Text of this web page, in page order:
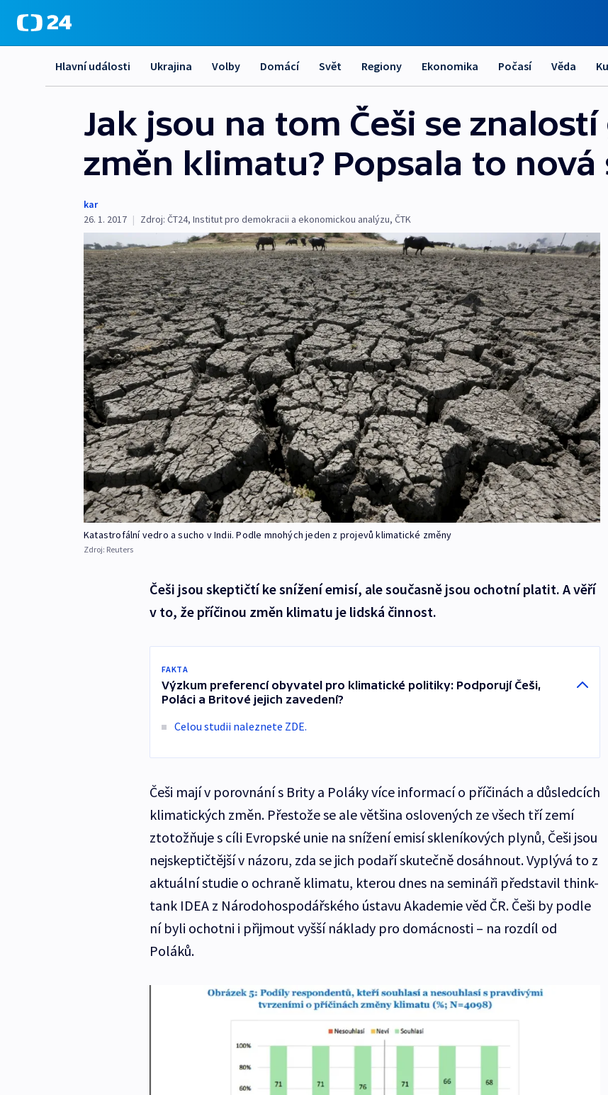
Hlavní události Ukrajina Volby Domácí Svět Regiony Ekonomika Počasí Věda
Jak jsou na tom Češi se
změn klimatu? Popsala to nová
kar
26. 1. 2017 | Zdroj: ČT24, Institut pro demokracii a ekonomickou analýzu, ČTK
Katastrofální vedro a sucho v Indii. Podle mnohých jeden z projevů klimatické změny
Zdroj: Reuters
Češi jsou skeptičtí ke snížení emisí, ale současně jsou ochotní platit. A věří
v to, že příčinou změn klimatu je lidská činnost.
FAKTA
Výzkum preferencí obyvatel pro klimatické politiky: Podporují Češi,
Poláci a Britové jejich zavedení?
Celou studii naleznete ZDE.
Češi mají v porovnání s Brity a Poláky více informací o příčinách a důsledcích
klimatických změn. Přestože se ale většina oslovených ze všech tří zemí
ztotožňuje s cíli Evropské unie na snížení emisí skleníkových plynů, Češi jsou
nejskeptičtější v názoru, zda se jich podaří skutečně dosáhnout. Vyplývá to z
aktuální studie o ochraně klimatu, kterou dnes na semináři představil think-
tank IDEA z Národohospodářského ústavu Akademie věd ČR. Češi by podle
ní byli ochotni i přijmout vyšší náklady pro domácnosti – na rozdíl od
Poláků.